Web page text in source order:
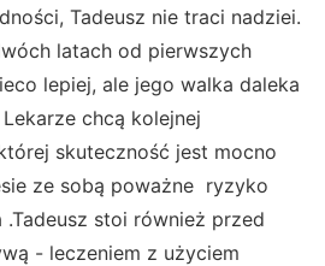
Tadeusz nie traci nadziei.
latach od pierwszych
lepiej, ale jego walka daleka
chcą kolejnej
skuteczność jest mocno
ze sobą poważne ryzyko
stoi również przed
- leczeniem z użyciem